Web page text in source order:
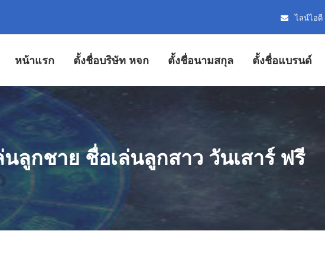
ไลน์ไอดี
หน้าแรก ตั้งชื่อบริษัท หจก ตั้งชื่อนามสกุล ตั้งชื่อแบรนด์
นลูกชาย ชื่อเล่นลูกสาว วันเสาร์ ฟรี